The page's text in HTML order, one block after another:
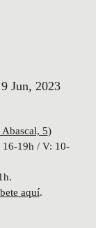
Jun, 2023
Abascal, 5)
19h / V: 10-
aquí.